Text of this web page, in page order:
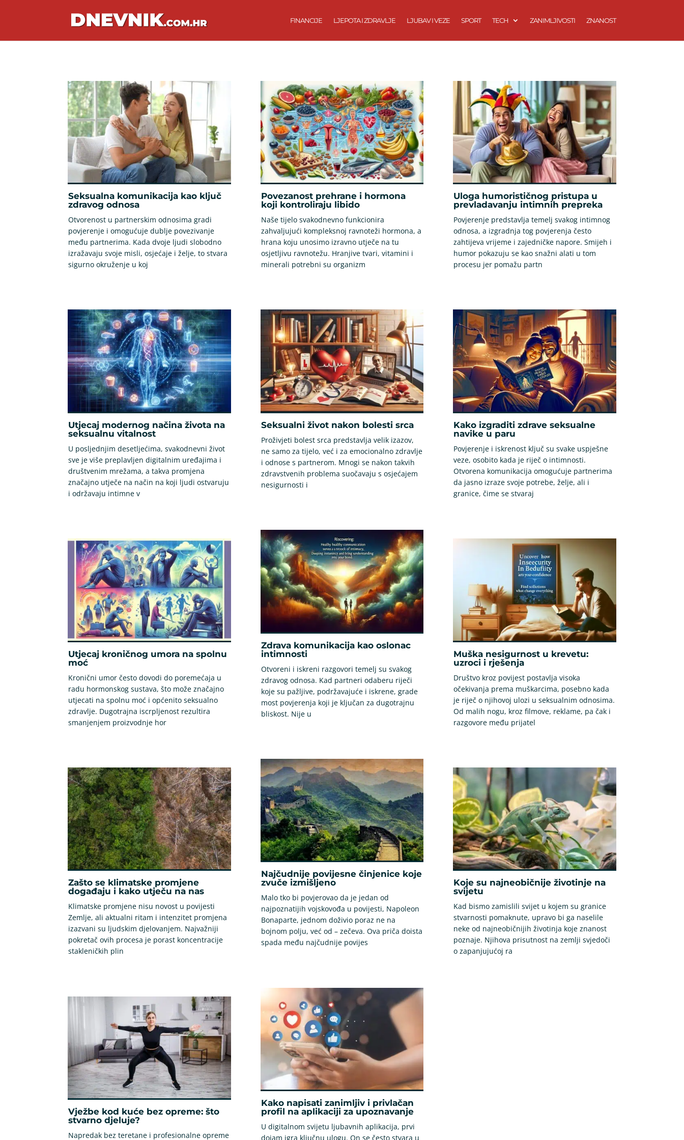
FINANCIJE LJEPOTA I ZDRAVLJE LJUBAV I VEZE SPORT TECH ZANIMLJIVOSTI ZNANOST
Seksualna komunikacija kao ključ
zdravog odnosa
Otvorenost u partnerskim odnosima gradi
povjerenje i omogućuje dublje povezivanje
među partnerima. Kada dvoje ljudi slobodno
izražavaju svoje misli, osjećaje i želje, to stvara
sigurno okruženje u koj
Utjecaj modernog načina života na
seksualnu vitalnost
U posljednjim desetljećima, svakodnevni život
sve je više preplavljen digitalnim uređajima i
društvenim mrežama, a takva promjena
značajno utječe na način na koji ljudi ostvaruju
i održavaju intimne v
Utjecaj kroničnog umora na spolnu
moć
Kronični umor često dovodi do poremećaja u
radu hormonskog sustava, što može značajno
utjecati na spolnu moć i općenito seksualno
zdravlje. Dugotrajna iscrpljenost rezultira
smanjenjem proizvodnje hor
Zašto se klimatske promjene
događaju i kako utječu na nas
Klimatske promjene nisu novost u povijesti
Zemlje, ali aktualni ritam i intenzitet promjena
izazvani su ljudskim djelovanjem. Najvažniji
pokretač ovih procesa je porast koncentracije
stakleničkih plin
Vježbe kod kuće bez opreme: što
stvarno djeluje?
Napredak bez teretane i profesionalne opreme
Povezanost prehrane i hormona
koji kontroliraju libido
Naše tijelo svakodnevno funkcionira
zahvaljujući kompleksnoj ravnoteži hormona, a
hrana koju unosimo izravno utječe na tu
osjetljivu ravnotežu. Hranjive tvari, vitamini i
minerali potrebni su organizm
Seksualni život nakon bolesti srca
Proživjeti bolest srca predstavlja velik izazov,
ne samo za tijelo, već i za emocionalno zdravlje
i odnose s partnerom. Mnogi se nakon takvih
zdravstvenih problema suočavaju s osjećajem
nesigurnosti i
Zdrava komunikacija kao oslonac
intimnosti
Otvoreni i iskreni razgovori temelj su svakog
zdravog odnosa. Kad partneri odaberu riječi
koje su pažljive, podržavajuće i iskrene, grade
most povjerenja koji je ključan za dugotrajnu
bliskost. Nije u
Najčudnije povijesne činjenice koje
zvuče izmišljeno
Malo tko bi povjerovao da je jedan od
najpoznatijih vojskovođa u povijesti, Napoleon
Bonaparte, jednom doživio poraz ne na
bojnom polju, već od – zečeva. Ova priča doista
spada među najčudnije povijes
Kako napisati zanimljiv i privlačan
profil na aplikaciji za upoznavanje
U digitalnom svijetu ljubavnih aplikacija, prvi
dojam igra ključnu ulogu. On se često stvara u
Uloga humorističnog pristupa u
prevladavanju intimnih prepreka
Povjerenje predstavlja temelj svakog intimnog
odnosa, a izgradnja tog povjerenja često
zahtijeva vrijeme i zajedničke napore. Smijeh i
humor pokazuju se kao snažni alati u tom
procesu jer pomažu partn
Kako izgraditi zdrave seksualne
navike u paru
Povjerenje i iskrenost ključ su svake uspješne
veze, osobito kada je riječ o intimnosti.
Otvorena komunikacija omogućuje partnerima
da jasno izraze svoje potrebe, želje, ali i
granice, čime se stvaraj
Muška nesigurnost u krevetu:
uzroci i rješenja
Društvo kroz povijest postavlja visoka
očekivanja prema muškarcima, posebno kada
je riječ o njihovoj ulozi u seksualnim odnosima.
Od malih nogu, kroz filmove, reklame, pa čak i
razgovore među prijatel
Koje su najneobičnije životinje na
svijetu
Kad bismo zamislili svijet u kojem su granice
stvarnosti pomaknute, upravo bi ga naselile
neke od najneobičnijih životinja koje znanost
poznaje. Njihova prisutnost na zemlji svjedoči
o zapanjujućoj ra